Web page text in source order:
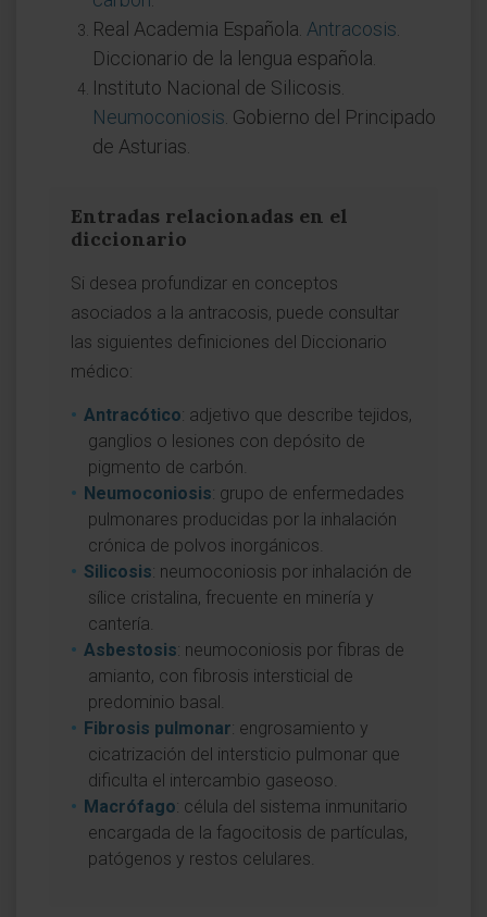
Real Academia Española. Antracosis
Diccionario de la lengua española.
Instituto Nacional de Silicosis.
Neumoconiosis . Gobierno del Principado
de Asturias.
Entradas relacionadas en el
diccionario
Si desea profundizar en conceptos
asociados a la antracosis, puede consultar
las siguientes definiciones del Diccionario
médico:
Antracótico: adjetivo que describe tejidos,
ganglios o lesiones con depósito de
pigmento de carbón.
Neumoconiosis: grupo de enfermedades
pulmonares producidas por la inhalación
crónica de polvos inorgánicos.
Silicosis: neumoconiosis por inhalación de
sílice cristalina, frecuente en minería y
cantería.
Asbestosis: neumoconiosis por fibras de
amianto, con fibrosis intersticial de
predominio basal.
Fibrosis pulmonar: engrosamiento y
cicatrización del intersticio pulmonar que
dificulta el intercambio gaseoso.
Macrófago: célula del sistema inmunitario
encargada de la fagocitosis de partículas,
patógenos y restos celulares.